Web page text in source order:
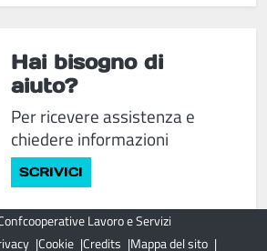
Hai bisogno di
aiuto?
Per ricevere assistenza e
chiedere informazioni
SCRIVICI
Lavoro e Servizi
Cookie Credits Mappa del sito